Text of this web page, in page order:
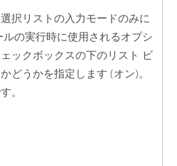
択リストの入力モードのみに
の実行時に使用されるオプシ
ックボックスの下のリスト ビ
どうかを指定します (オン)。
。